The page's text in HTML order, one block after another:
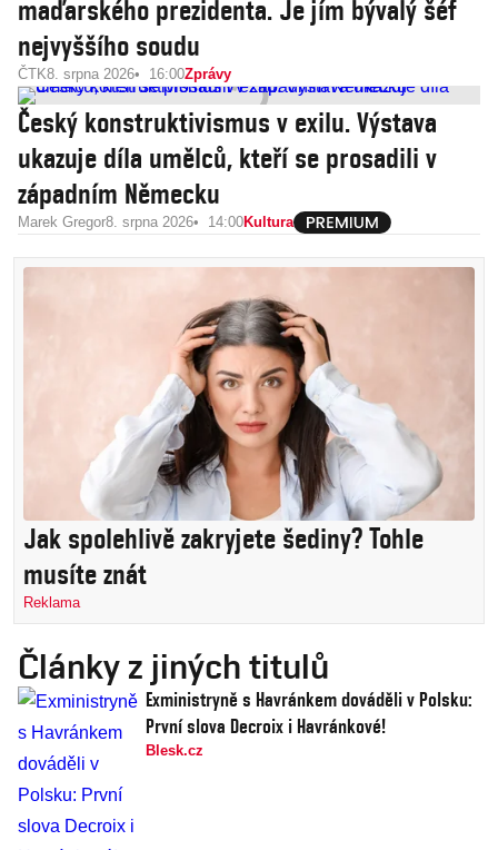
maďarského prezidenta. Je jím bývalý šéf
nejvyššího soudu
ČTK8. srpna 2026 16:00Zprávy
Český konstruktivismus v exilu. Výstava
ukazuje díla umělců, kteří se prosadili v
západním Německu
Marek Gregor8. srpna 2026 14:00Kultura
Jak spolehlivě zakryjete šediny? Tohle
musíte znát
Reklama
Články z jiných titulů
Exministryně s Havránkem dováděli v Polsku:
První slova Decroix i Havránkové!
Blesk.cz